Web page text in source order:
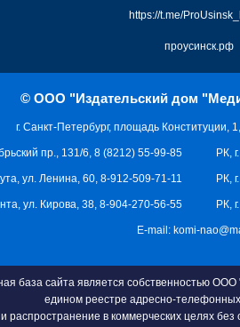
https://t.me/
проусинск.рф
© ООО "Издательский дом
г. Санкт-Петербург, площадь Конституции,
РК,
РК,
РК,
пр., 131/6, 8 (8212) 55-99-85
ул. Ленина, 60, 8-912-509-71-11
ул. Кирова, 38, 8-904-270-56-55
E-mail: komi-
база сайта является собственностью ООО
едином реестре адресно-
распространение в коммерческих целях